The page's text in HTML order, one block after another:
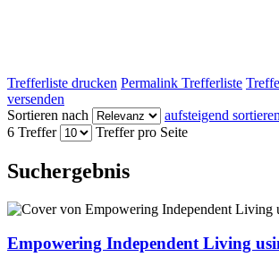
Trefferliste drucken Permalink Trefferliste
versenden
Sortieren nach
aufsteigend sortieren
6 Treffer
Treffer pro Seite
Suchergebnis
Empowering Independent Living